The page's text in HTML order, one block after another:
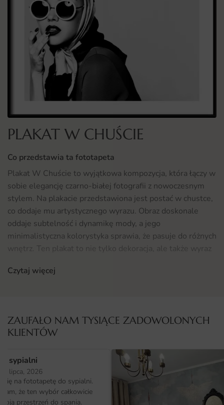
PLAKAT W CHUŚCIE
Co przedstawia ta fototapeta
Plakat W Chuście to wyjątkowa kompozycja, która łączy w
sobie elegancję czarno-białej fotografii z nowoczesnym
stylem. Na plakacie przedstawiona jest postać w chustce,
co dodaje mu artystycznego wyrazu. Obraz doskonale
oddaje subtelność i dynamikę mody, a jego
minimalistyczna kolorystyka sprawia, że pasuje do różnych
wnętrz. Ten plakat to nie tylko dekoracja, ale także wyraz
przestrzeni odrobinę klasyki, a ich uniwersalność sprawia,
Plakat W Chuście doskonale odnajdzie się w wielu
przestrzeniach. Może być wspaniałą ozdobą w salonie,
dodając elegancji i stylu. Znajdzie swoje miejsce również
w sypialni, tworząc przytulną atmosferę. Dzięki swoim
minimalistycznym formom, plakat świetnie komponuje się
w nowoczesnych biurach, gdzie sztuka staje się inspiracją
do pracy. Doskonałym pomysłem jest także umieszczenie
Czytaj więcej
ZAUFAŁO NAM TYSIĄCE ZADOWOLONYCH
KLIENTÓW
sypialni
lipca, 2026
się na fototapetę do sypialni.
że ten wybór całkowicie
przestrzeń do spania.